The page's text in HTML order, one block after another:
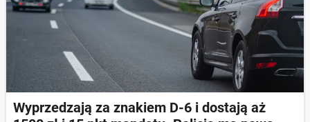
Wyprzedzają za znakiem D-6 i dostają aż